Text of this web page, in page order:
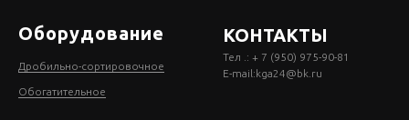
Оборудование
Дробильно-сортировочное
Обогатительное
КОНТАКТЫ
Тел .: + 7 (950) 975-90-81
E-mail:kga24@bk.ru